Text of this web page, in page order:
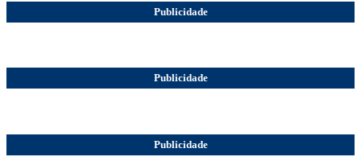
Publicidade
Publicidade
Publicidade